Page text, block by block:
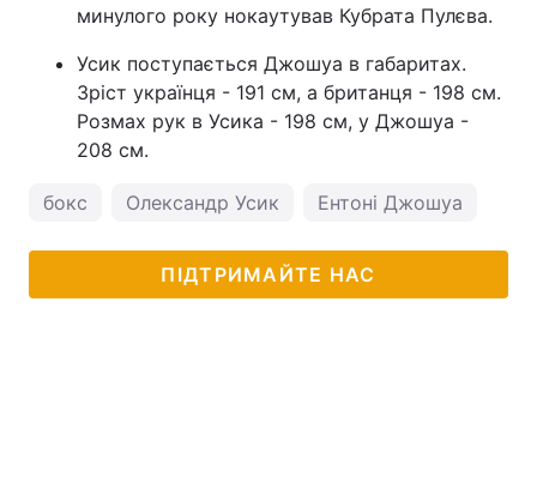
минулого року нокаутував Кубрата Пулєва.
Усик поступається Джошуа в габаритах.
Зріст українця - 191 см, а британця - 198 см.
Розмах рук в Усика - 198 см, у Джошуа -
208 см.
бокс Олександр Усик Ентоні Джошуа
ПІДТРИМАЙТЕ НАС